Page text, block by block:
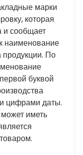
марки
которая
и сообщает
наименование
продукции. По
буквой
цифрами даты.
иметь